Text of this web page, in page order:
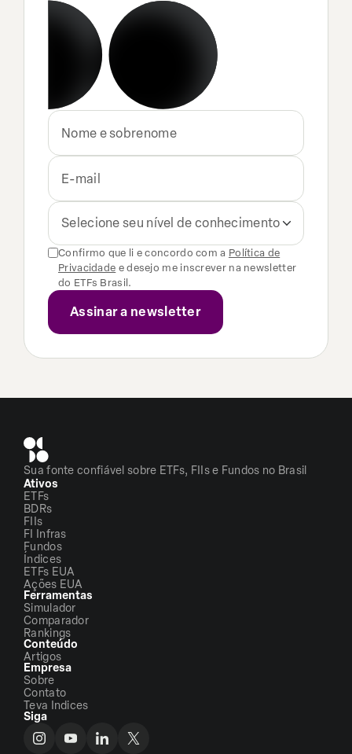
Selecione seu nível de conhecimento
Confirmo que li e concordo com a Política de
Privacidade e desejo me inscrever na newsletter
do ETFs Brasil.
Sua fonte confiável sobre ETFs, FIIs e Fundos no Brasil
Ativos
ETFs
BDRs
FIIs
FI Infras
Fundos
Índices
ETFs EUA
Ações EUA
Ferramentas
Simulador
Comparador
Rankings
Conteúdo
Artigos
Empresa
Sobre
Contato
Teva Indices
Siga